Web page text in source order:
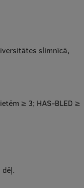
slimnīcā,
≥ 3; HAS-BLED ≥